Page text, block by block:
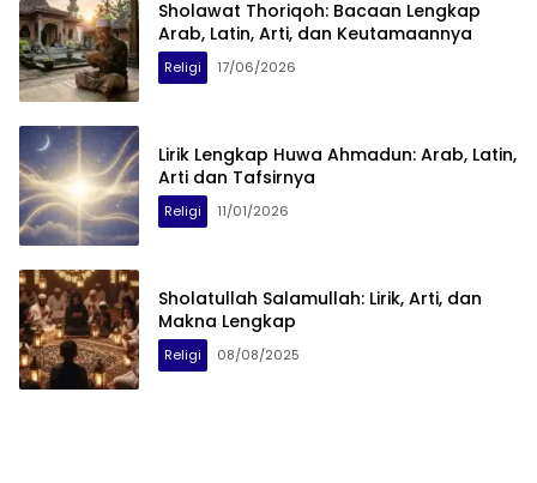
Sholawat Thoriqoh: Bacaan Lengkap
Arab, Latin, Arti, dan Keutamaannya
Religi 17/06/2026
Lirik Lengkap Huwa Ahmadun: Arab, Latin,
Arti dan Tafsirnya
Religi 11/01/2026
Sholatullah Salamullah: Lirik, Arti, dan
Makna Lengkap
Religi 08/08/2025